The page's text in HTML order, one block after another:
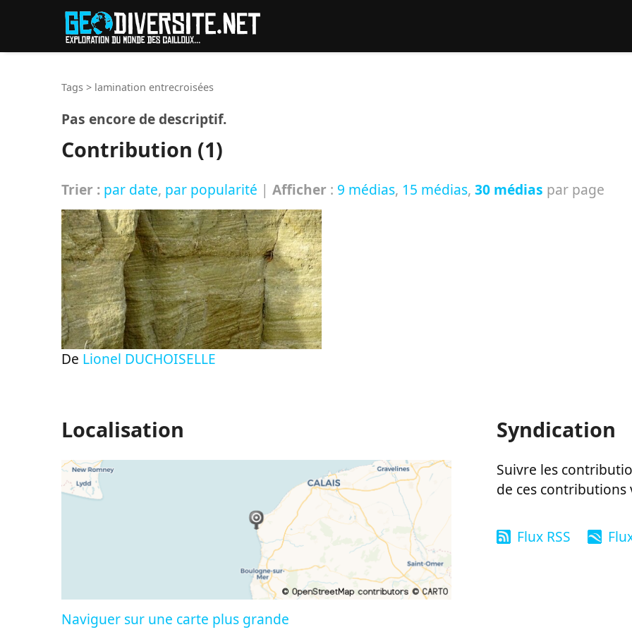
Tags > lamination entrecroisées
Pas encore de descriptif.
Contribution (1)
Trier : par date, par popularité | Afficher : 9 médias, 15 médias, 30 médias par page
De Lionel DUCHOISELLE
Localisation
Naviguer sur une carte plus grande
Syndication
Suivre les
de ces
Flux RSS